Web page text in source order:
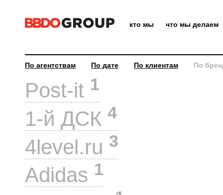
кто мы что мы делаем
По агентствам По дате По клиентам По
Post-it 1
1-й ДСК 4
4level.ru 3
Adidas 1